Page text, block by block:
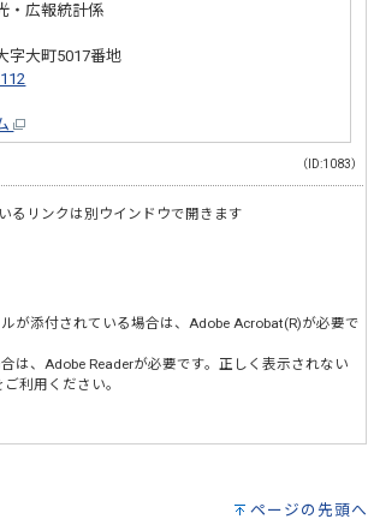
・広報統計係
字大町5017番地
（ID:1083）
るリンクは別ウインドウで開きます
が添付されている場合は、Adobe Acrobat(R)が必要で
は、Adobe Readerが必要です。正しく表示されない
利用ください。
ページの先頭へ